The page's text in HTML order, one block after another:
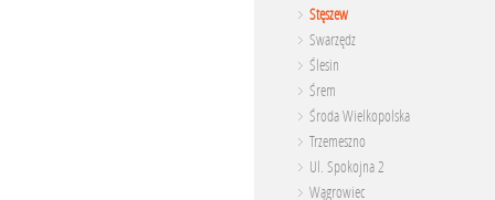
Stęszew
Swarzędz
Ślesin
Śrem
Środa Wielkopolska
Trzemeszno
Ul. Spokojna 2
Wągrowiec